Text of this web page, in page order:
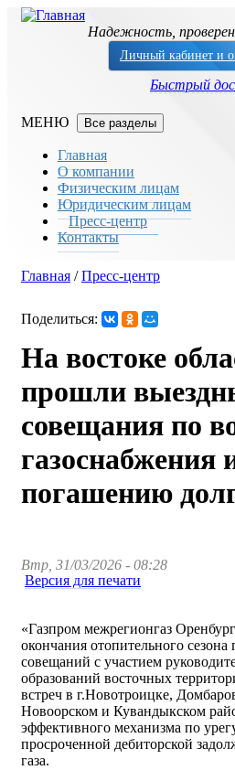
Перейти к основному содержанию
Надежность,
Личный кабинет и
Быстрый
Все разделы
Главная
О компании
Физическим лицам
Юридическим лицам
Пресс-центр
Контакты
Вы здесь
Главная / Пресс-центр
Поделиться:
На востоке
прошли
совещания по
газоснабжения
погашению
Втр, 31/03/2026 - 08:28
Версия для печати
«Газпром межрегионгаз
окончания отопительного
совещаний с участием
образований восточных
встреч в г.Новотроицке,
Новоорском и Кувандыкском
эффективного механизма по
просроченной дебиторской
газа.